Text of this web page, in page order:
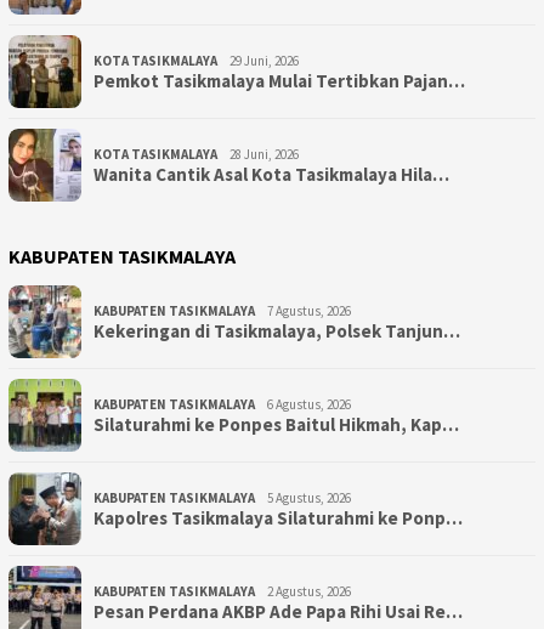
KOTA TASIKMALAYA 29 Juni, 2026
Pemkot Tasikmalaya Mulai Tertibkan Pajan…
KOTA TASIKMALAYA 28 Juni, 2026
Wanita Cantik Asal Kota Tasikmalaya Hila…
KABUPATEN TASIKMALAYA
KABUPATEN TASIKMALAYA 7 Agustus, 2026
Kekeringan di Tasikmalaya, Polsek Tanjun…
KABUPATEN TASIKMALAYA 6 Agustus, 2026
Silaturahmi ke Ponpes Baitul Hikmah, Kap…
KABUPATEN TASIKMALAYA 5 Agustus, 2026
Kapolres Tasikmalaya Silaturahmi ke Ponp…
KABUPATEN TASIKMALAYA 2 Agustus, 2026
Pesan Perdana AKBP Ade Papa Rihi Usai Re…